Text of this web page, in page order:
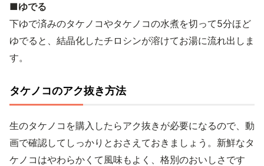
■ゆでる
下ゆで済みのタケノコやタケノコの水煮を切って5分ほど
ゆでると、結晶化したチロシンが溶けてお湯に流れ出しま
す。
タケノコのアク抜き方法
生のタケノコを購入したらアク抜きが必要になるので、動
画で確認してしっかりとおさえておきましょう。新鮮なタ
ケノコはやわらかくて風味もよく、格別のおいしさです